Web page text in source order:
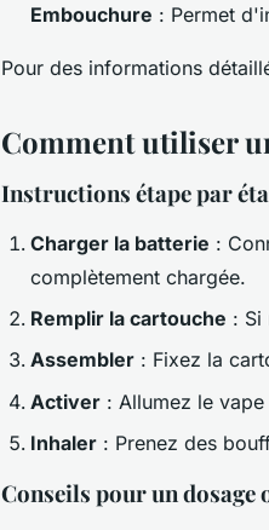
Embouchure : Permet
Pour des informations
Comment utiliser
Instructions étape par
Charger la batterie :
complètement chargée.
Remplir la cartouche : Si
Assembler : Fixez la
Activer : Allumez le
Inhaler : Prenez des
Conseils pour un dosage